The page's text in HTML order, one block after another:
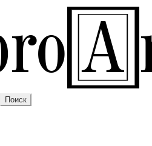
Поиск